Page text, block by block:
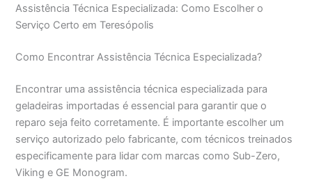
Assistência Técnica Especializada: Como Escolher o
Serviço Certo em Teresópolis
Como Encontrar Assistência Técnica Especializada?
Encontrar uma assistência técnica especializada para
geladeiras importadas é essencial para garantir que o
reparo seja feito corretamente. É importante escolher um
serviço autorizado pelo fabricante, com técnicos treinados
especificamente para lidar com marcas como Sub-Zero,
Viking e GE Monogram.